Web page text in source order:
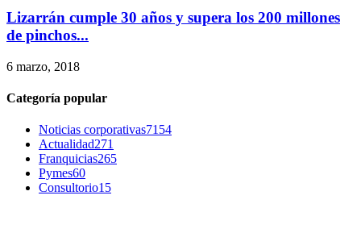
Lizarrán cumple 30 años y supera los 200 millones
de pinchos...
6 marzo, 2018
Categoría popular
Noticias corporativas7154
Actualidad271
Franquicias265
Pymes60
Consultorio15